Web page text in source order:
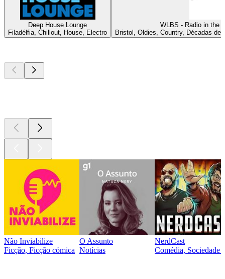
Deep House Lounge
Filadélfia, Chillout, House, Electro
WLBS - Radio in the
Bristol, Oldies, Country, Décadas
Não Inviabilize
Ficção, Ficção cómica
O Assunto
Notícias
NerdCast
Comédia, Sociedade